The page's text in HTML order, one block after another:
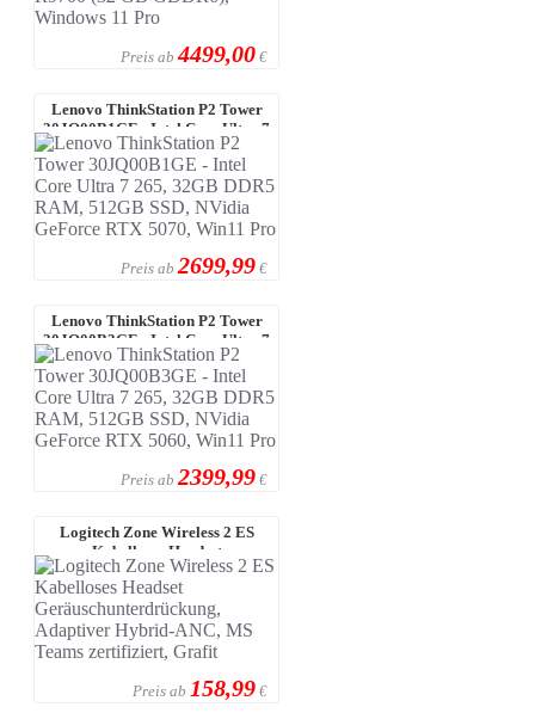
Preis ab 4499,00 €
Lenovo ThinkStation P2 Tower
30JQ00B1GE - Intel Core Ultra 7
265 ...
Preis ab 2699,99 €
Lenovo ThinkStation P2 Tower
30JQ00B3GE - Intel Core Ultra 7
265 ...
Preis ab 2399,99 €
Logitech Zone Wireless 2 ES
Kabelloses Headset
Geräuschunterdrüc ...
Preis ab 158,99 €